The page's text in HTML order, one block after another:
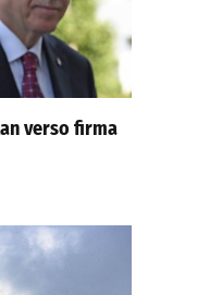
verso firma